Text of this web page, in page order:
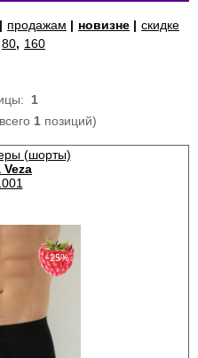
| продажам | новизне | скидке
80, 160
1
1позиций)
(шорты)
Veza
−25%